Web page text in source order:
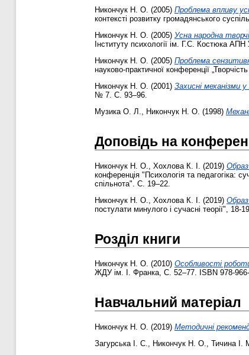
Никончук Н. О. (2005) Проблема впливу
контексті розвитку громадянського
Никончук Н. О. (2005) Усна народна
Інституту психології ім. Г.С. Костюка
Никончук Н. О. (2005) Проблема
науково-практичної конференції
Никончук Н. О. (2001) Захисні механізми у
№ 7. С. 93–96.
Музика О. Л.
Никончук Н. О. (1998)
Доповідь на
Никончук Н. О. Хохлова К. І. (2019) Образ
конференція "Психологія та педагогіка:
спільнота". С. 19–22.
Никончук Н. О.
Хохлова К. І. (2019) Образ
постулати минулого і сучасні теорії",
Розділ книги
Никончук Н. О. (2010) Особливості
ЖДУ ім. І. Франка, С. 52–77. ISBN 978-966-
Навчальний матеріал
Никончук Н. О. (2019) Методичні
Загурська І. С.
Никончук Н. О. Тичина І.